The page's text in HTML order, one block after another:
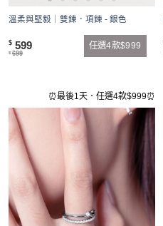
溫柔與堅毅｜雙鍊．項鍊 - 銀色
$ 599
$ 699
任選4款$999
⏰最後1天．任選4款$999⏰